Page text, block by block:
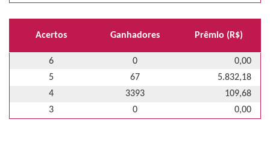
Acertos Ganhadores Prêmio (R$)
6 0
0,00
5
67
5.832,18
4
3393
109,68
3
0 0,00